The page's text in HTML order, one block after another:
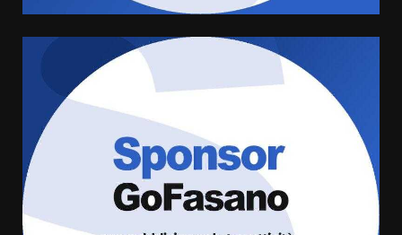
Cura dei beni comuni e
cittadinanza attiva: online
l’avviso per la gestione
condivisa della Villetta di
Laureto
La magia del Minareto e la prima
assoluta de “L’Albergo
Belvedere. Il rapimento”
6 Agosto 2026 06:15